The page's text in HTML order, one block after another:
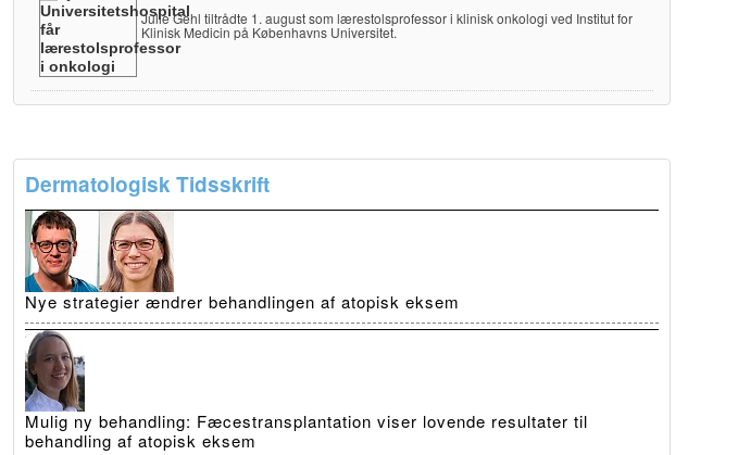
Julie Gehl tiltrådte 1. august som lærestolsprofessor i klinisk onkologi ved Institut for
Klinisk Medicin på Københavns Universitet.
Dermatologisk Tidsskrift
Nye strategier ændrer behandlingen af atopisk eksem
Mulig ny behandling: Fæcestransplantation viser lovende resultater til
behandling af atopisk eksem